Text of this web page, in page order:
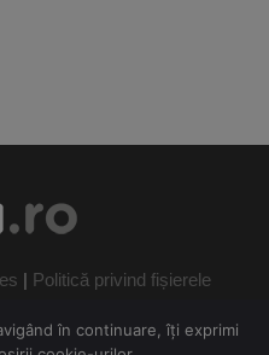
| Politică privind fișierele
în continuare, îți exprimi